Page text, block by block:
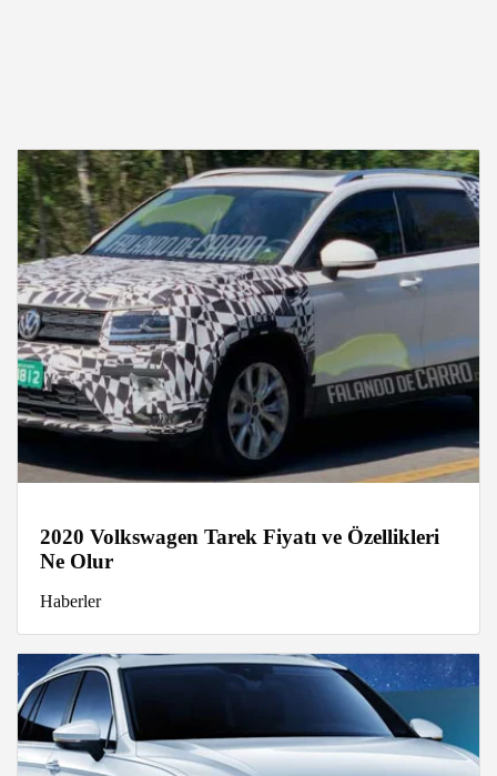
2020 Volkswagen Tarek Fiyatı ve Özellikleri
Ne Olur
Haberler